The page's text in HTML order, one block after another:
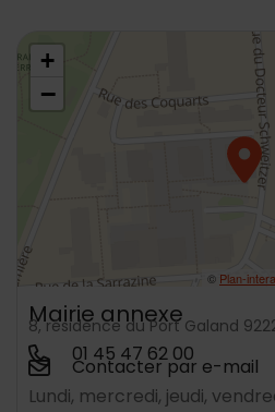
+
−
© Plan-
Mairie annexe
8, résidence du Port Galand
01 45 47 62 00
Contacter par e-mail
Lundi, mercredi, jeudi,